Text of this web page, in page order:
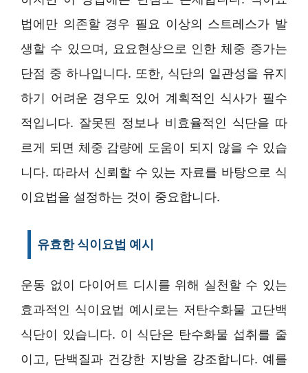
법에만 의존할 경우 필요 이상의 스트레스가 발
생할 수 있으며, 요요현상으로 인한 체중 증가는
단점 중 하나입니다. 또한, 식단의 일관성을 유지
하기 어려운 경우도 있어 계획적인 식사가 필수
적입니다. 잘못된 정보나 비효율적인 식단을 따
르게 되면 체중 감량에 도움이 되지 않을 수 있습
니다. 따라서 신뢰할 수 있는 자료를 바탕으로 식
이요법을 설정하는 것이 중요합니다.
유효한 식이요법 예시
운동 없이 다이어트 디시를 위해 실천할 수 있는
효과적인 식이요법 예시로는 저탄수화물 고단백
식단이 있습니다. 이 식단은 탄수화물 섭취를 줄
이고, 단백질과 건강한 지방을 강조합니다. 예를